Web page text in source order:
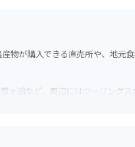
物が購入できる直売所や、地元
ヶ浦など、周辺にはツーリング
や文化に触れることができます。